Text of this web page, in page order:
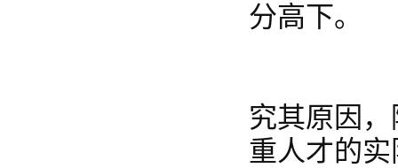
分高下。
究其原因
重人才的